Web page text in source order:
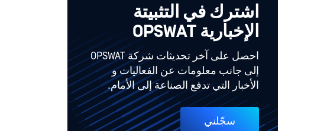
اشترك في التثبيتة
الإخبارية OPSWAT
احصل على آخر تحديثات شركة OPSWAT
إلى جانب معلومات عن الفعاليات و
الأخبار التي تدفع الصناعة إلى الأمام.
سجّلني